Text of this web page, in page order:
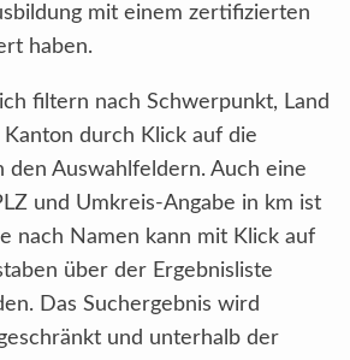
mit einem zertifizierten
haben.
filtern nach Schwerpunkt, Land
durch Klick auf die
den Auswahlfeldern. Auch eine
und Umkreis-Angabe in km ist
nach Namen kann mit Klick auf
über der Ergebnisliste
Das Suchergebnis wird
und unterhalb der